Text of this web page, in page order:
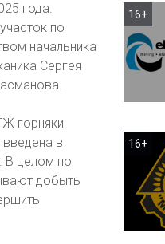
года.
по
начальника
Сергея
горняки
в
В целом по
добыть
16+
16+